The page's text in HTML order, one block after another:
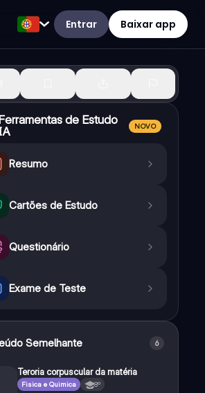
Entrar Baixar app
Ferramentas de Estudo
NOVO
Resumo
Cartões de Estudo
Questionário
Exame de Teste
Semelhante 6
Teroria corpuscular da matéria
Fisica e Quimica 8º